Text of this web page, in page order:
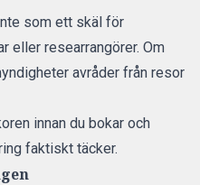
som ett skäl för
eller researrangörer. Om
avråder från resor
innan du bokar och
faktiskt täcker.